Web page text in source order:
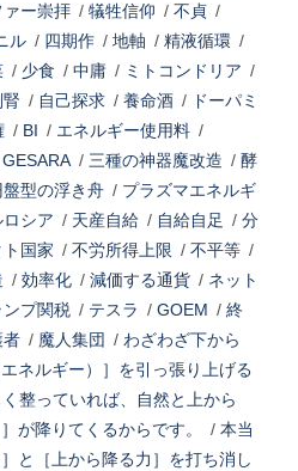
ァー崇拝 / 犠牲信仰 / 不貞 /
ル / 四期作 / 地軸 / 精液循環 /
/ 少食 / 中庸 / ミトコンドリア /
/ 自己探求 / 養命酒 / ドーパミ
/ BI / エネルギー使用料 /
GESARA/ 三種の神器魔改造 / 酵
盤型の浮き舟 / プラズマエネルギ
シア / 天産自給 / 自給自足 / 分
ト国家 / 不労所得上限 / 不平等 /
/ 効率化 / 減価する通貨 / ネット
ンプ関税 / テスラ / GOEM / 終
者 / 魔人集団 / わざわざ下から
ネルギー）］を引っ張り上げる
整っていれば、自然と上から
が降りてくるからです。
/ 本当
と［上から降る力］を打ち消し